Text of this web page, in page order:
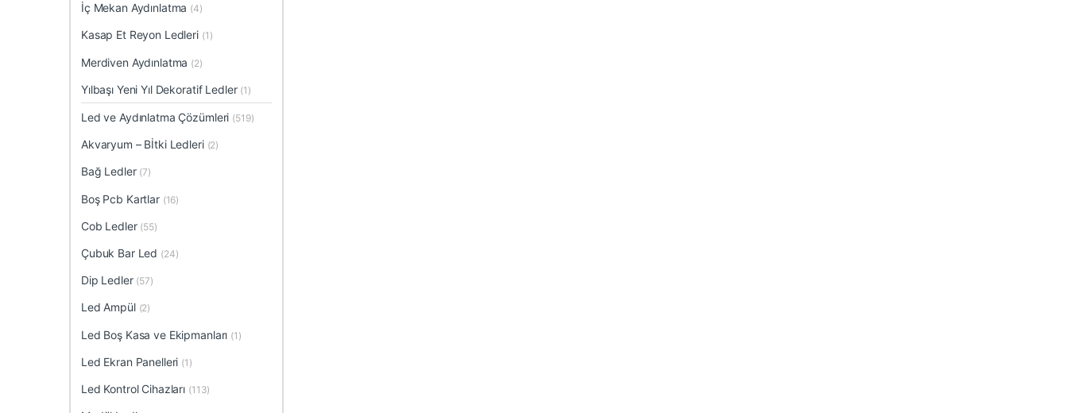
İç Mekan Aydınlatma (4)
Kasap Et Reyon Ledleri (1)
Merdiven Aydınlatma (2)
Yılbaşı Yeni Yıl Dekoratif Ledler (1)
Led ve Aydınlatma Çözümleri (519)
Akvaryum – Bİtki Ledleri (2)
Bağ Ledler (7)
Boş Pcb Kartlar (16)
Cob Ledler (55)
Çubuk Bar Led (24)
Dip Ledler (57)
Led Ampül (2)
Led Boş Kasa ve Ekipmanları (1)
Led Ekran Panelleri (1)
Led Kontrol Cihazları (113)